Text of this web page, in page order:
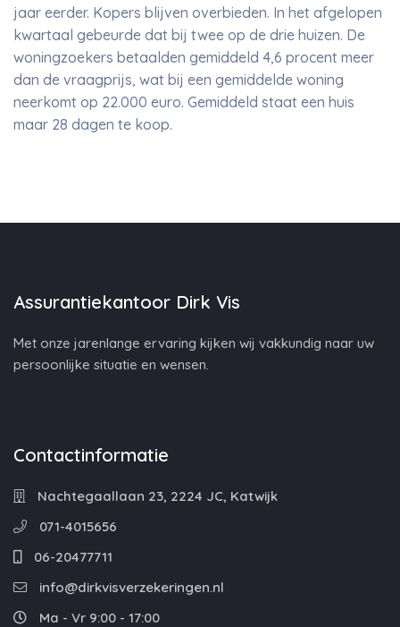
jaar eerder. Kopers blijven overbieden. In het afgelopen
kwartaal gebeurde dat bij twee op de drie huizen. De
woningzoekers betaalden gemiddeld 4,6 procent meer
dan de vraagprijs, wat bij een gemiddelde woning
neerkomt op 22.000 euro. Gemiddeld staat een huis
maar 28 dagen te koop.
Assurantiekantoor Dirk Vis
Met onze jarenlange ervaring kijken wij vakkundig naar uw
persoonlijke situatie en wensen.
Contactinformatie
Nachtegaallaan 23, 2224 JC, Katwijk
071-4015656
06-20477711
info@dirkvisverzekeringen.nl
Ma - Vr 9:00 - 17:00